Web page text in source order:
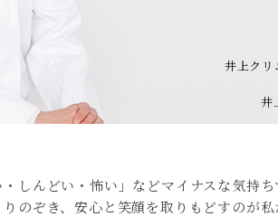
井上クリ
井
しんどい・怖い」などマイナスな気持ち
のぞき、安心と笑顔を取りもどすのが私